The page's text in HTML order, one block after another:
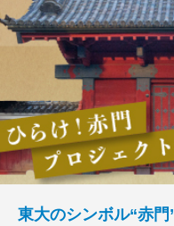
東大のシンボル“赤門